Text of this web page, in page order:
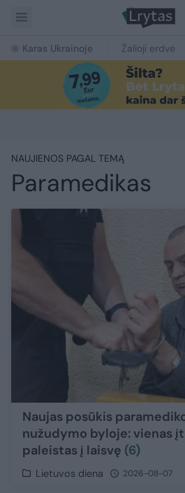
Karas Ukrainoje Žalioji erdvė
NAUJIENOS PAGAL TEMĄ
Paramedikas
Naujas posūkis
nužudymo byloje: vienas
paleistas į laisvę (6)
Lietuvos diena 2026-08-07